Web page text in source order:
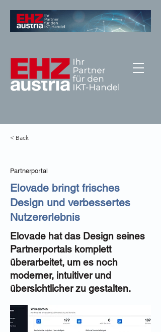
< Back
Partnerportal
Elovade bringt frisches
Design und verbessertes
Nutzererlebnis
Elovade hat das Design seines
Partnerportals komplett
überarbeitet, um es noch
moderner, intuitiver und
übersichtlicher zu gestalten.